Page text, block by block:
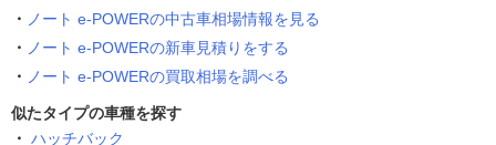
ノート e-POWERの中古車相場情報を見る
ノート e-POWERの新車見積りをする
ノート e-POWERの買取相場を調べる
似たタイプの車種を探す
ハッチバック